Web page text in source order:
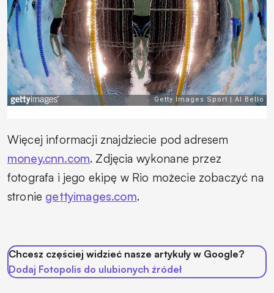
Więcej informacji znajdziecie pod adresem
money.cnn.com. Zdjęcia wykonane przez
fotografa i jego ekipę w Rio możecie zobaczyć na
stronie gettyimages.com.
Chcesz częściej widzieć nasze artykuły w Google?
Dodaj Fotopolis do ulubionych źródeł